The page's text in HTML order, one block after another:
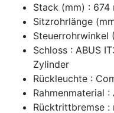
Stack (mm) : 674
Sitzrohrlänge
Steuerrohrwinkel
Schloss : ABUS
Zylinder
Rückleuchte :
Rahmenmaterial :
Rücktrittbremse :